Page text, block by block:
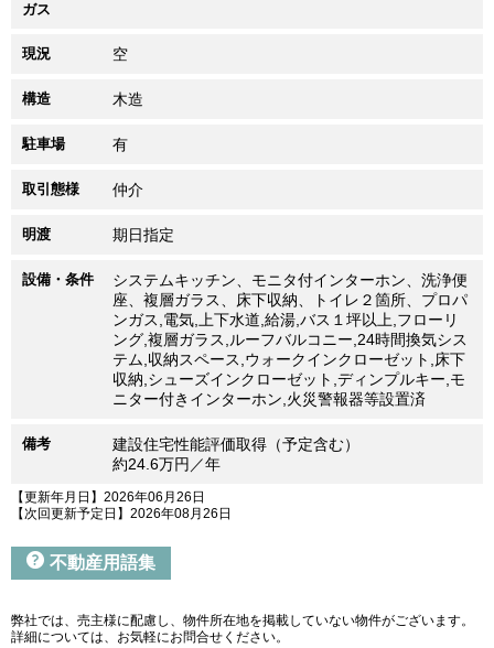
ガス
現況 空
構造 木造
駐車場 有
取引態様 仲介
明渡 期日指定
設備・条件
システムキッチン、モニタ付インターホン、洗浄便
座、複層ガラス、床下収納、トイレ２箇所、プロパ
ンガス,電気,上下水道,給湯,バス１坪以上,フローリ
ング,複層ガラス,ルーフバルコニー,24時間換気シス
テム,収納スペース,ウォークインクローゼット,床下
収納,シューズインクローゼット,ディンプルキー,モ
ニター付きインターホン,火災警報器等設置済
備考
建設住宅性能評価取得（予定含む）
約24.6万円／年
【更新年月日】2026年06月26日
【次回更新予定日】2026年08月26日
不動産用語集
弊社では、売主様に配慮し、物件所在地を掲載していない物件がございます。
詳細については、お気軽にお問合せください。